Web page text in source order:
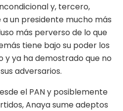
y, tercero,
un presidente mucho más
más perverso de lo que
tiene bajo su poder los
y ya ha demostrado que no
adversarios.
el PAN y posiblemente
Anaya sume adeptos